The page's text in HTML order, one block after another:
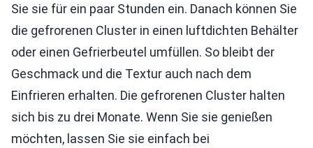
Sie sie für ein paar Stunden ein. Danach können Sie
die gefrorenen Cluster in einen luftdichten Behälter
oder einen Gefrierbeutel umfüllen. So bleibt der
Geschmack und die Textur auch nach dem
Einfrieren erhalten. Die gefrorenen Cluster halten
sich bis zu drei Monate. Wenn Sie sie genießen
möchten, lassen Sie sie einfach bei